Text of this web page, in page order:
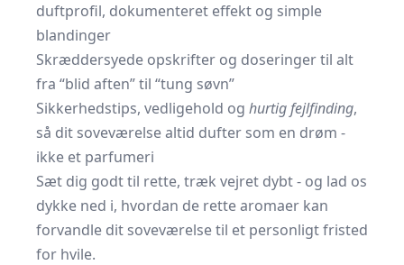
duftprofil, dokumenteret effekt og simple
blandinger
Skræddersyede opskrifter og doseringer til alt
fra “blid aften” til “tung søvn”
Sikkerhedstips, vedligehold og hurtig fejlfinding,
så dit soveværelse altid dufter som en drøm -
ikke et parfumeri
Sæt dig godt til rette, træk vejret dybt - og lad os
dykke ned i, hvordan de rette aromaer kan
forvandle dit soveværelse til et personligt fristed
for hvile.